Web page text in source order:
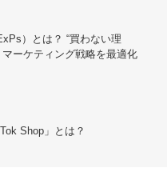
）とは？ “買わない理
ーケティング戦略を最適化
Shop」とは？